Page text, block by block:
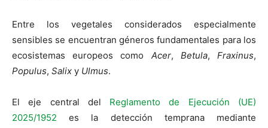
Entre los vegetales considerados especialmente
sensibles se encuentran géneros fundamentales para los
ecosistemas europeos como Acer, Betula,Fraxinus,
Populus, Salix y Ulmus.
El eje central del Reglamento de Ejecución (UE)
2025/1952 es la detección temprana mediante